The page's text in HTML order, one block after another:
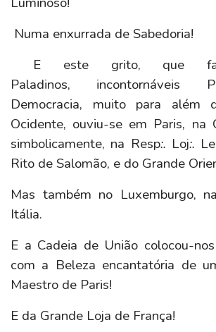
Numa enxurrada de Sabedoria!
E este grito, que
Paladinos, incontornáveis
Democracia, muito para além
Ocidente, ouviu-se em Paris, na
simbolicamente, na Resp:. Loj:.
Rito de Salomão, e do Grande
Mas também no Luxemburgo,
Itália.
E a Cadeia de União colocou-
com a Beleza encantatória de
Maestro de Paris!
E da Grande Loja de França!